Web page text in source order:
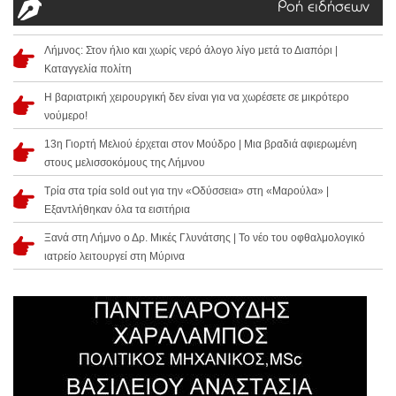
Ροή ειδήσεων
Λήμνος: Στον ήλιο και χωρίς νερό άλογο λίγο μετά το Διαπόρι |
Καταγγελία πολίτη
Η βαριατρική χειρουργική δεν είναι για να χωρέσετε σε μικρότερο
νούμερο!
13η Γιορτή Μελιού έρχεται στον Μούδρο | Μια βραδιά αφιερωμένη
στους μελισσοκόμους της Λήμνου
Τρία στα τρία sold out για την «Οδύσσεια» στη «Μαρούλα» |
Εξαντλήθηκαν όλα τα εισιτήρια
Ξανά στη Λήμνο ο Δρ. Μικές Γλυνάτσης | Το νέο του οφθαλμολογικό
ιατρείο λειτουργεί στη Μύρινα